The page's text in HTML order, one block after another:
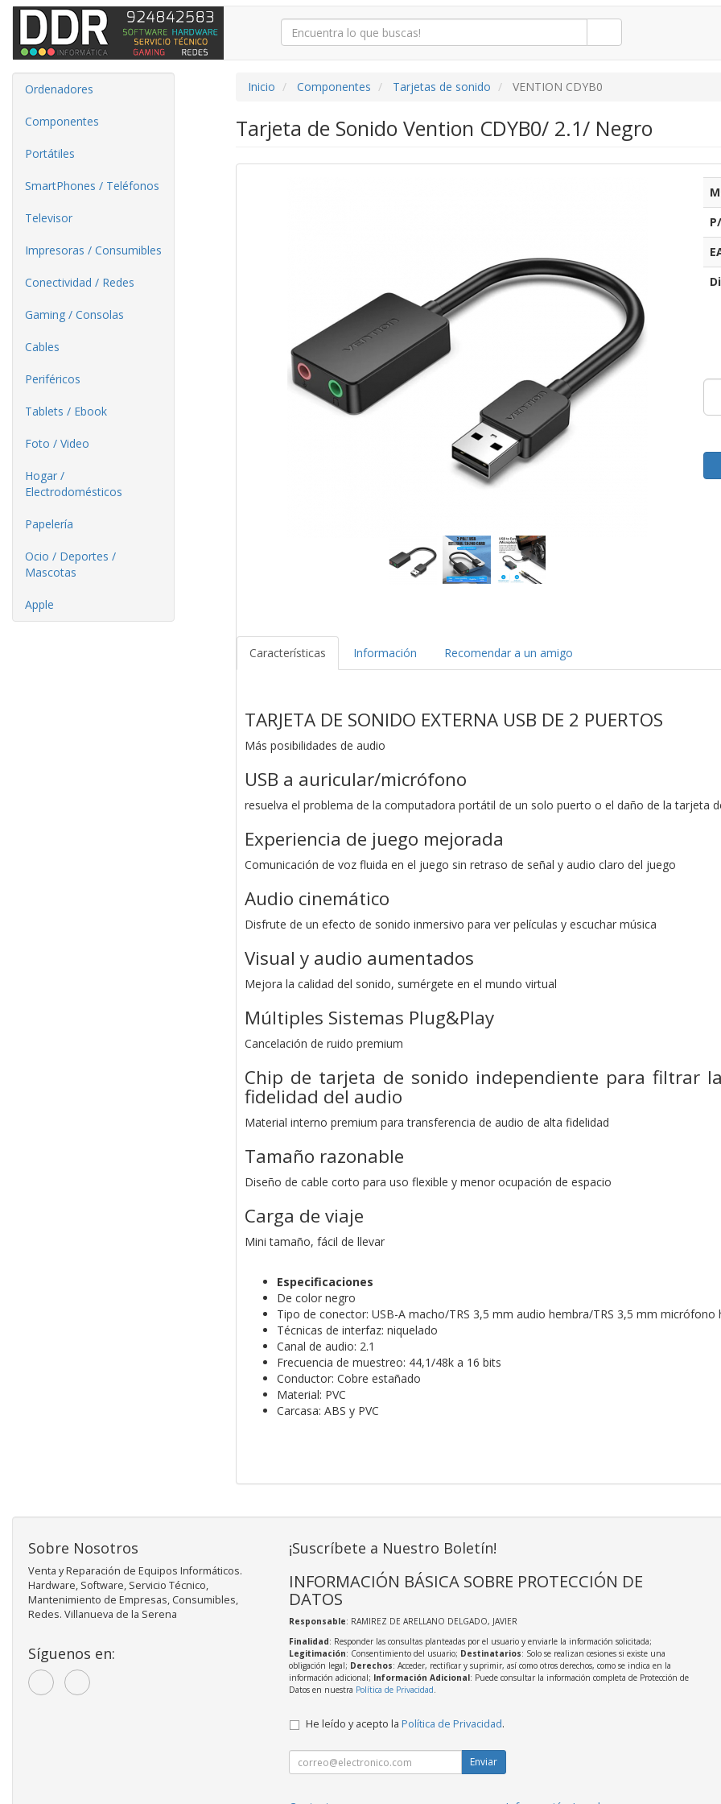
Ordenadores
Componentes
Portátiles
SmartPhones / Teléfonos
Televisor
Impresoras / Consumibles
Conectividad / Redes
Gaming / Consolas
Cables
Periféricos
Tablets / Ebook
Foto / Video
Hogar /
Electrodomésticos
Papelería
Ocio / Deportes /
Mascotas
Apple
Inicio Componentes Tarjetas de sonido VENTION CDYB0
Tarjeta de Sonido Vention CDYB0/ 2.1/ Negro
Características Información Recomendar a un amigo
TARJETA DE SONIDO EXTERNA USB DE 2 PUERTOS
Más posibilidades de audio
USB a auricular/micrófono
resuelva el problema de la computadora portátil de un solo puerto o el daño de la tarjeta
Experiencia de juego mejorada
Comunicación de voz fluida en el juego sin retraso de señal y audio claro del juego
Audio cinemático
Disfrute de un efecto de sonido inmersivo para ver películas y escuchar música
Visual y audio aumentados
Mejora la calidad del sonido, sumérgete en el mundo virtual
Múltiples Sistemas Plug&Play
Cancelación de ruido premium
Chip de tarjeta de sonido independiente para filtrar
fidelidad del audio
Material interno premium para transferencia de audio de alta fidelidad
Tamaño razonable
Diseño de cable corto para uso flexible y menor ocupación de espacio
Carga de viaje
Mini tamaño, fácil de llevar
Especificaciones
De color negro
Tipo de conector: USB-A macho/TRS 3,5 mm audio hembra/TRS 3,5 mm micrófono
Técnicas de interfaz: niquelado
Canal de audio: 2.1
Frecuencia de muestreo: 44,1/48k a 16 bits
Conductor: Cobre estañado
Material: PVC
Carcasa: ABS y PVC
Sobre Nosotros
Venta y Reparación de Equipos Informáticos.
Hardware, Software, Servicio Técnico,
Mantenimiento de Empresas, Consumibles,
Redes. Villanueva de la Serena
Síguenos en:
¡Suscríbete a Nuestro Boletín!
INFORMACIÓN BÁSICA SOBRE PROTECCIÓN DE
DATOS
Responsable: RAMIREZ DE ARELLANO DELGADO, JAVIER
Finalidad: Responder las consultas planteadas por el usuario y enviarle la información solicitada;
Legitimación: Consentimiento del usuario; Destinatarios: Solo se realizan cesiones si existe una
obligación legal; Derechos: Acceder, rectificar y suprimir, así como otros derechos, como se indica en la
información adicional; Información Adicional: Puede consultar la información completa de Protección de
Datos en nuestra Política de Privacidad.
He leído y acepto la Política de Privacidad.
Enviar